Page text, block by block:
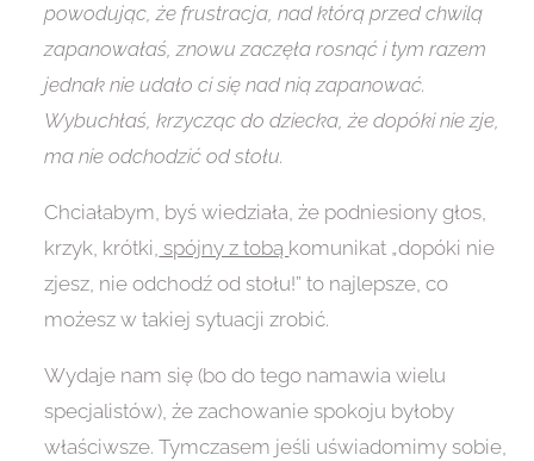
powodując, że frustracja, nad którą przed chwilą
zapanowałaś, znowu zaczęła rosnąć i tym razem
jednak nie udało ci się nad nią zapanować.
Wybuchłaś, krzycząc do dziecka, że dopóki nie zje,
ma nie odchodzić od stołu.
Chciałabym, byś wiedziała, że podniesiony głos,
krzyk, krótki, spójny z tobą komunikat „dopóki nie
zjesz, nie odchodź od stołu!” to najlepsze, co
możesz w takiej sytuacji zrobić.
Wydaje nam się (bo do tego namawia wielu
specjalistów), że zachowanie spokoju byłoby
właściwsze. Tymczasem jeśli uświadomimy sobie,